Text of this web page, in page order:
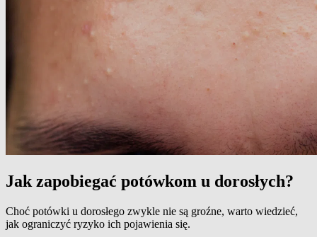
Jak zapobiegać potówkom u dorosłych?
Choć potówki u dorosłego zwykle nie są groźne, warto wiedzieć,
jak ograniczyć ryzyko ich pojawienia się.